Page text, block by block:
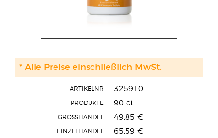
ARTIKELNR 325910
PRODUKTE 90 ct
GROSSHANDEL 49,85 €
EINZELHANDEL 65,59 €
* Alle Preise einschließlich MwSt.